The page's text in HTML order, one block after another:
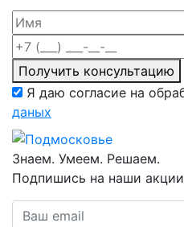
Получить консультацию
Я даю согласие на
даных
Знаем. Умеем. Решаем.
Подпишись на наши